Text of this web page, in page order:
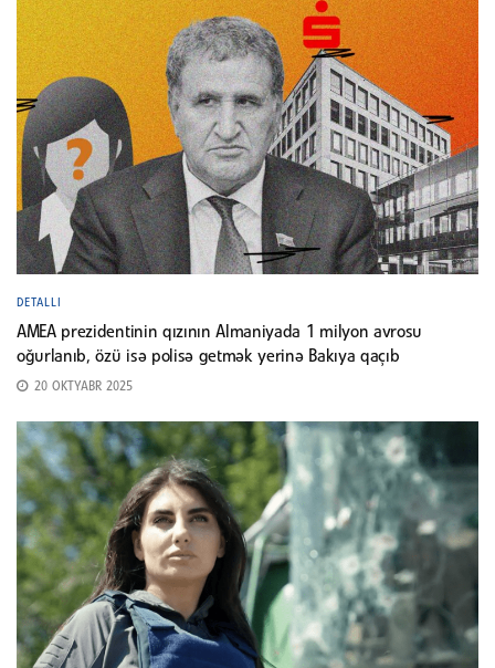
DETALLI
AMEA prezidentinin qızının Almaniyada 1 milyon avrosu
oğurlanıb, özü isə polisə getmək yerinə Bakıya qaçıb
20 OKTYABR 2025